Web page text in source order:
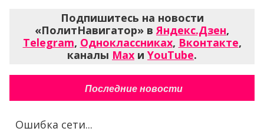
Подпишитесь на новости
«ПолитНавигатор» вЯндекс.Дзен,
Telegram, Одноклассниках, Вконтакте,
каналы Max и YouTube.
Последние новости
Ошибка сети...